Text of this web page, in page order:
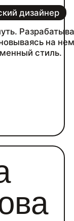
дизайнер
на
стиль.